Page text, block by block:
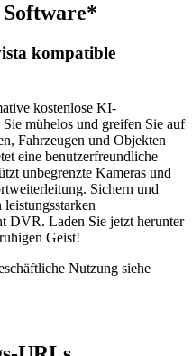
kompatible
kostenlose KI-
mühelos und greifen Sie auf
Fahrzeugen und Objekten
eine benutzerfreundliche
unbegrenzte Kameras und
Sichern und
DVR. Laden Sie jetzt herunter
Geist!
Nutzung siehe